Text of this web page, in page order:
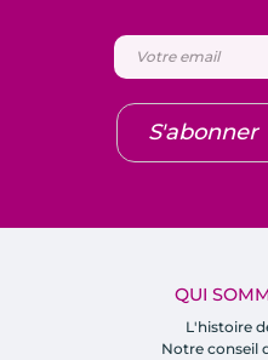
QUI
L'histoire
Notre conseil
S'abonner